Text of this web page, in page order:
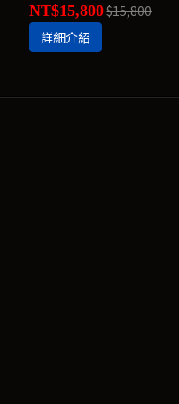
NT$15,800$15,800
詳細介紹